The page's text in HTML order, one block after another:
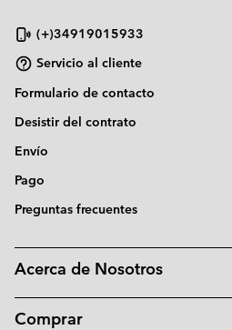
(+)34919015933
Servicio al cliente
Formulario de contacto
Desistir del contrato
Envío
Pago
Preguntas frecuentes
Acerca de Nosotros
Comprar